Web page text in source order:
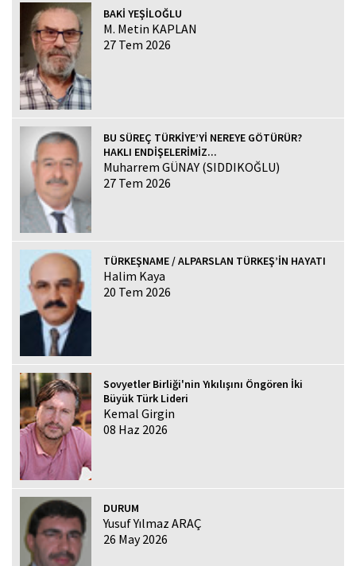
BAKİ YEŞİLOĞLU
M. Metin KAPLAN
27 Tem 2026
BU SÜREÇ TÜRKİYE’Yİ NEREYE GÖTÜRÜR?
HAKLI ENDİŞELERİMİZ...
Muharrem GÜNAY (SIDDIKOĞLU)
27 Tem 2026
TÜRKEŞNAME / ALPARSLAN TÜRKEŞ’İN HAYATI
Halim Kaya
20 Tem 2026
Sovyetler Birliği'nin Yıkılışını Öngören İki
Büyük Türk Lideri
Kemal Girgin
08 Haz 2026
DURUM
Yusuf Yılmaz ARAÇ
26 May 2026